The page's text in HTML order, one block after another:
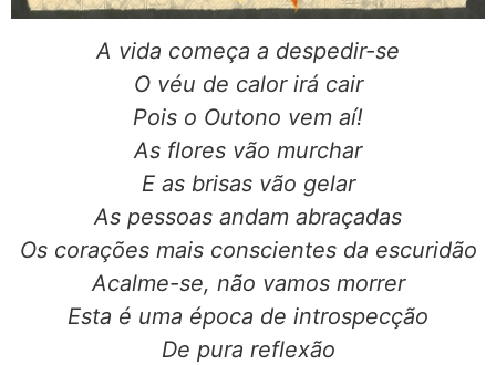
A vida começa a despedir-se
O véu de calor irá cair
Pois o Outono vem aí!
As flores vão murchar
E as brisas vão gelar
As pessoas andam abraçadas
Os corações mais conscientes da escuridão
Acalme-se, não vamos morrer
Esta é uma época de introspecção
De pura reflexão